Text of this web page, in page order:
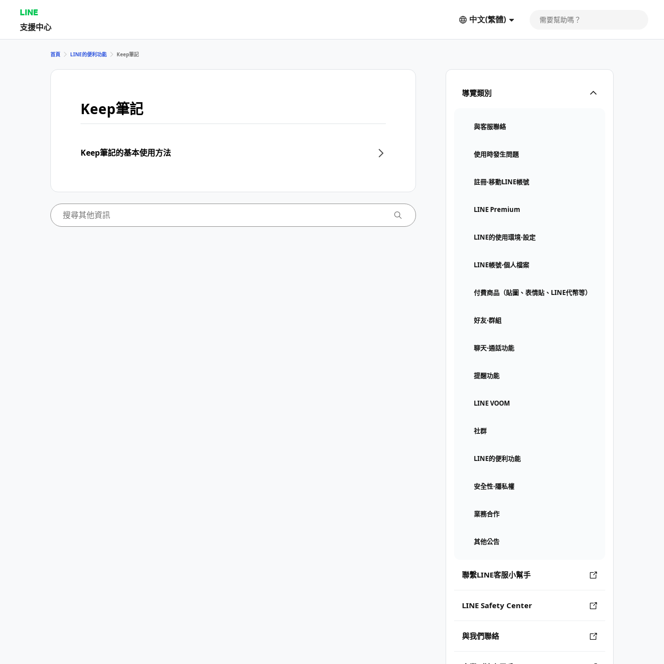
LINE
支援中心
中文(繁體)
導覽類別
與客服聯絡
使用時發生問題
註冊⋅移動LINE帳號
LINE Premium
LINE的使用環境⋅設定
LINE帳號⋅個人檔案
付費商品（貼圖、表情貼、LINE代幣等）
好友⋅群組
聊天⋅通話功能
提醒功能
LINE VOOM
社群
LINE的便利功能
安全性⋅隱私權
業務合作
其他公告
聯繫LINE客服小幫手
LINE Safety Center
與我們聯絡
首頁 LINE的便利功能 Keep筆記
Keep筆記
Keep筆記的基本使用方法